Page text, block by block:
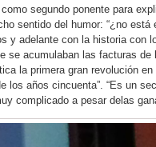
segundo ponente para
sentido del humor: “¿no está
y adelante con la historia con
se acumulaban las facturas
la primera gran revolución
los años cincuenta”. “Es un
complicado a pesar delas